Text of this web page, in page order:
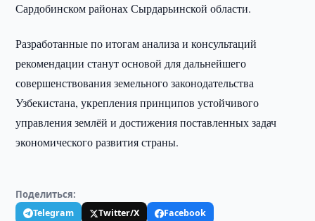
Сардобинском районах Сырдарьинской области.
Разработанные по итогам анализа и консультаций
рекомендации станут основой для дальнейшего
совершенствования земельного законодательства
Узбекистана, укрепления принципов устойчивого
управления землёй и достижения поставленных задач
экономического развития страны.
Поделиться:
Telegram Twitter/X
Facebook